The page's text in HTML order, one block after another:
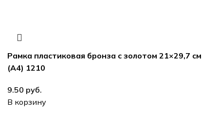
Рамка пластиковая бронза с золотом 21×29,7 см
(А4) 1210
9.50 руб.
В корзину